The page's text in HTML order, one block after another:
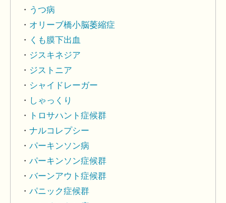
うつ病
オリーブ橋小脳萎縮症
くも膜下出血
ジスキネジア
ジストニア
シャイドレーガー
しゃっくり
トロサハント症候群
ナルコレプシー
パーキンソン病
パーキンソン症候群
バーンアウト症候群
パニック症候群